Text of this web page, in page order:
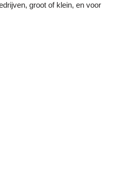
groot of klein, en voor